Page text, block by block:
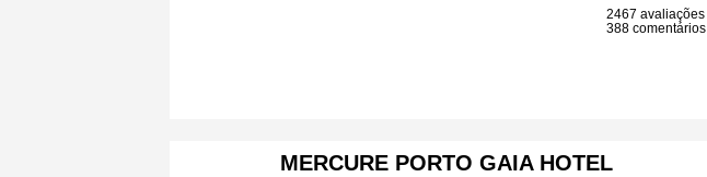
2467 avaliações
388 comentários
MERCURE PORTO GAIA HOTEL